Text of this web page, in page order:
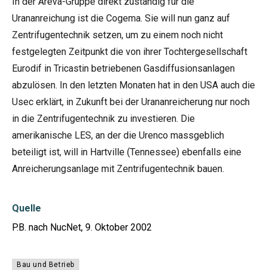
Urananreichung ist die Cogema. Sie will nun ganz auf
Zentrifugentechnik setzen, um zu einem noch nicht
festgelegten Zeitpunkt die von ihrer Tochtergesellschaft
Eurodif in Tricastin betriebenen Gasdiffusionsanlagen
abzulösen. In den letzten Monaten hat in den USA auch die
Usec erklärt, in Zukunft bei der Urananreicherung nur noch
in die Zentrifugentechnik zu investieren. Die
amerikanische LES, an der die Urenco massgeblich
beteiligt ist, will in Hartville (Tennessee) ebenfalls eine
Anreicherungsanlage mit Zentrifugentechnik bauen.
Quelle
P.B. nach NucNet, 9. Oktober 2002
Bau und Betrieb